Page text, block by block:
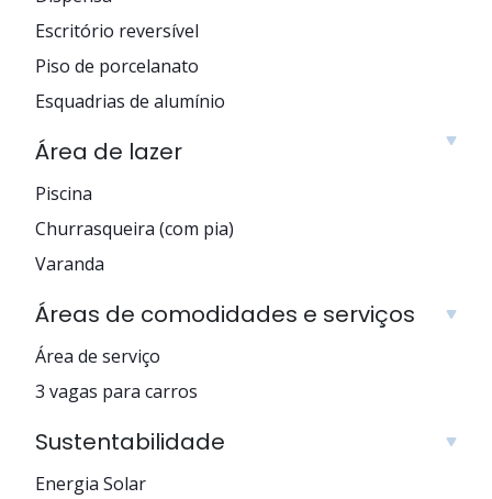
Escritório reversível
Piso de porcelanato
Esquadrias de alumínio
Área de lazer
Piscina
Churrasqueira (com pia)
Varanda
Áreas de comodidades e serviços
Área de serviço
3 vagas para carros
Sustentabilidade
Energia Solar